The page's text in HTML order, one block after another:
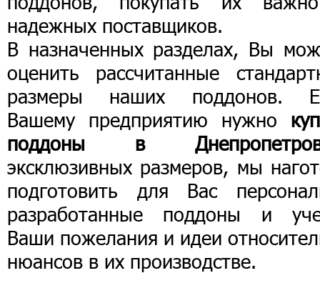
надежных поставщиков.
В назначенных разделах, Вы
оценить рассчитанные
размеры наших поддонов.
Вашему предприятию нужно
поддоны в
эксклюзивных размеров, мы
подготовить для Вас
разработанные поддоны и
Ваши пожелания и идеи
нюансов в их производстве.